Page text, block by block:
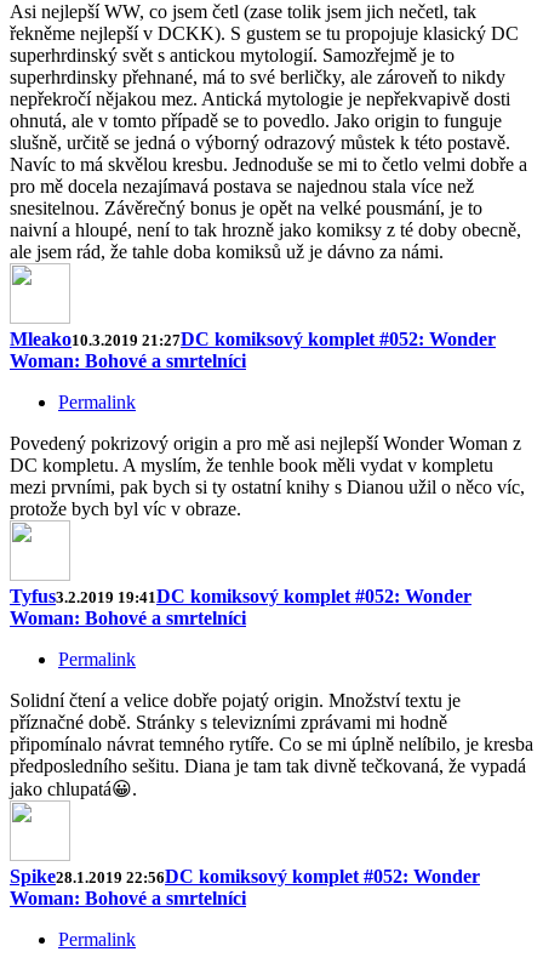
Asi nejlepší WW, co jsem četl (zase tolik jsem jich nečetl, tak
řekněme nejlepší v DCKK). S gustem se tu propojuje klasický DC
superhrdinský svět s antickou mytologií. Samozřejmě je to
superhrdinsky přehnané, má to své berličky, ale zároveň to nikdy
nepřekročí nějakou mez. Antická mytologie je nepřekvapivě dosti
ohnutá, ale v tomto případě se to povedlo. Jako origin to funguje
slušně, určitě se jedná o výborný odrazový můstek k této postavě.
Navíc to má skvělou kresbu. Jednoduše se mi to četlo velmi dobře a
pro mě docela nezajímavá postava se najednou stala více než
snesitelnou. Závěrečný bonus je opět na velké pousmání, je to
naivní a hloupé, není to tak hrozně jako komiksy z té doby obecně,
ale jsem rád, že tahle doba komiksů už je dávno za námi.
Mleako10.3.2019 21:27DC komiksový komplet #052: Wonder
Woman: Bohové a smrtelníci
Permalink
Povedený pokrizový origin a pro mě asi nejlepší Wonder Woman z
DC kompletu. A myslím, že tenhle book měli vydat v kompletu
mezi prvními, pak bych si ty ostatní knihy s Dianou užil o něco víc,
protože bych byl víc v obraze.
Tyfus3.2.2019 19:41DC komiksový komplet #052: Wonder
Woman: Bohové a smrtelníci
Permalink
Solidní čtení a velice dobře pojatý origin. Množství textu je
příznačné době. Stránky s televizními zprávami mi hodně
připomínalo návrat temného rytíře. Co se mi úplně nelíbilo, je kresba
předposledního sešitu. Diana je tam tak divně tečkovaná, že vypadá
jako chlupatá😀.
Spike28.1.2019 22:56DC komiksový komplet #052: Wonder
Woman: Bohové a smrtelníci
Permalink